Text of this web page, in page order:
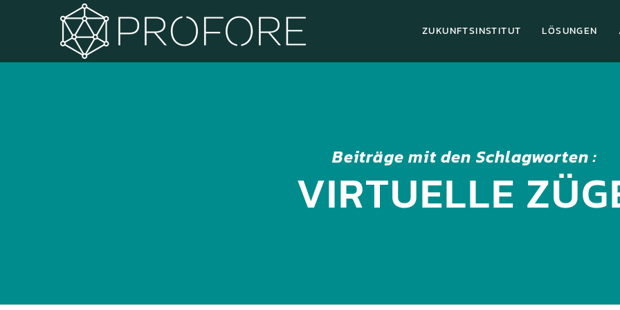
ZUKUNFTSINSTITUT LÖSUNGEN
Beiträge mit den Schlagworten :
VIRTUELLE